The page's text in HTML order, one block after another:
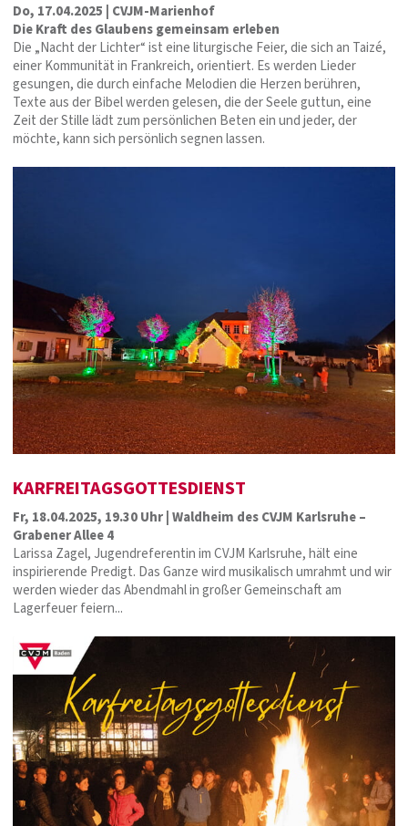
Do, 17.04.2025 | CVJM-Marienhof
Die Kraft des Glaubens gemeinsam erleben
Die „Nacht der Lichter“ ist eine liturgische Feier, die sich an Taizé,
einer Kommunität in Frankreich, orientiert. Es werden Lieder
gesungen, die durch einfache Melodien die Herzen berühren,
Texte aus der Bibel werden gelesen, die der Seele guttun, eine
Zeit der Stille lädt zum persönlichen Beten ein und jeder, der
möchte, kann sich persönlich segnen lassen.
KARFREITAGSGOTTESDIENST
Fr, 18.04.2025, 19.30 Uhr | Waldheim des CVJM Karlsruhe –
Grabener Allee 4
Larissa Zagel, Jugendreferentin im CVJM Karlsruhe, hält eine
inspirierende Predigt. Das Ganze wird musikalisch umrahmt und wir
werden wieder das Abendmahl in großer Gemeinschaft am
Lagerfeuer feiern...